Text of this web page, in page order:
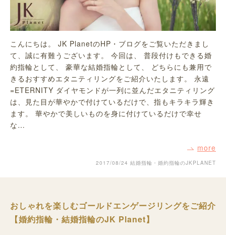
こんにちは。 JK PlanetのHP・ブログをご覧いただきまし
て、誠に有難うございます。 今回は、 普段付けもできる婚
約指輪として、 豪華な結婚指輪として、 どちらにも兼用で
きるおすすめエタニティリングをご紹介いたします。 永遠
=ETERNITY ダイヤモンドが一列に並んだエタニティリング
は、見た目が華やかで付けているだけで、指もキラキラ輝き
ます。 華やかで美しいものを身に付けているだけで幸せ
な…
more
2017/08/24 結婚指輪・婚約指輪のJKPLANET
おしゃれを楽しむゴールドエンゲージリングをご紹介
【婚約指輪・結婚指輪のJK Planet】